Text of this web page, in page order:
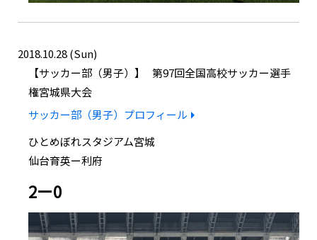
2018.10.28 (Sun)
サッカー部（男子）
第97回全国高校サッカー選手
権宮城県大会
サッカー部（男子）プロフィール
ひとめぼれスタジアム宮城
仙台育英ー利府
2ー0